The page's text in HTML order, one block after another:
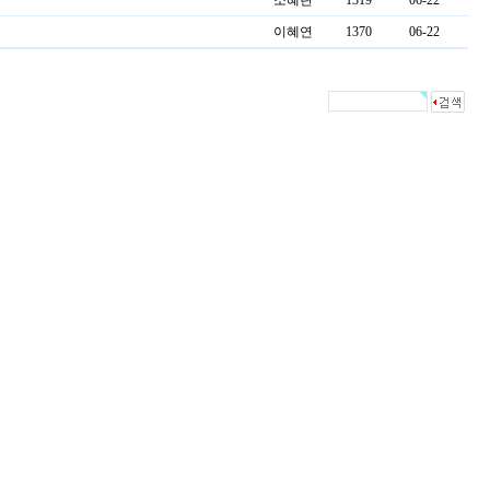
이혜연 1370 06-22